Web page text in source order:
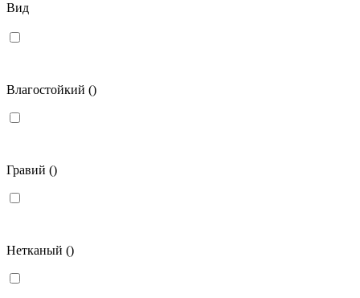
Вид
Влагостойкий ()
Гравий ()
Нетканый ()